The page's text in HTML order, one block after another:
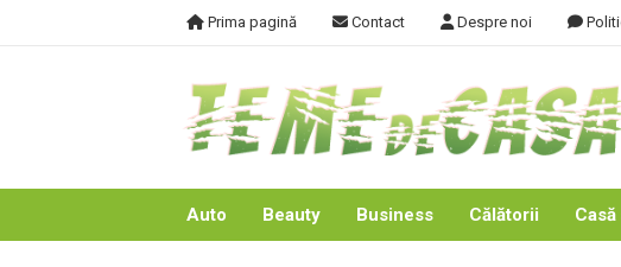
Prima pagină Contact Despre noi
Auto Beauty Business Călătorii